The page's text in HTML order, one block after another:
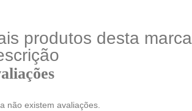
produtos desta marca
não existem avaliações.